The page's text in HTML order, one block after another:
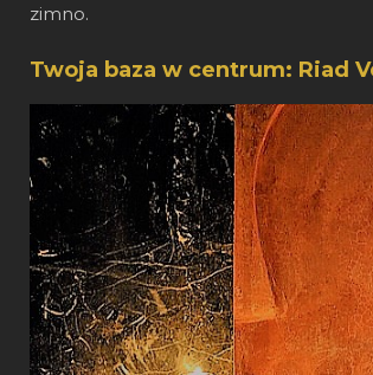
zimno.
Twoja baza w centrum: Riad